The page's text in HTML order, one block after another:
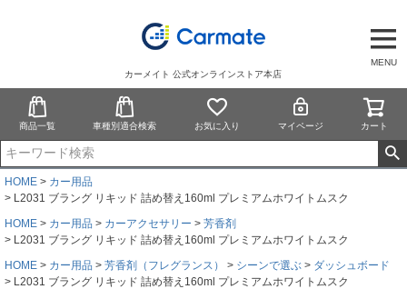
MENU
カーメイト 公式オンラインストア本店
商品一覧 車種別適合検索 お気に入り マイページ カート
HOME
カー用品
L2031 ブラング リキッド 詰め替え160ml プレミアムホワイトムスク
HOME
カー用品 カーアクセサリー
芳香剤
L2031 ブラング リキッド 詰め替え160ml プレミアムホワイトムスク
HOME
カー用品 芳香剤（フレグランス） シーンで選ぶ
ダッシュボード
L2031 ブラング リキッド 詰め替え160ml プレミアムホワイトムスク